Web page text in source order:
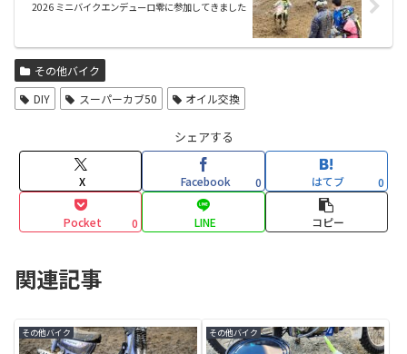
2026 ミニバイクエンデューロ零に参加してきました
その他バイク
DIY
スーパーカブ50 オイル交換
シェアする
X Facebook 0 はてブ 0
Pocket 0 LINE コピー
関連記事
その他バイク その他バイク